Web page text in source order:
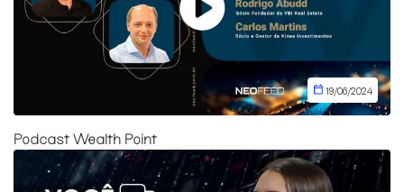
19/06/2024
Podcast Wealth Point